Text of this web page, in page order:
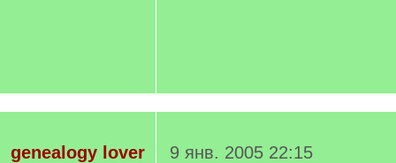
genealogy lover
9 янв. 2005 22:15